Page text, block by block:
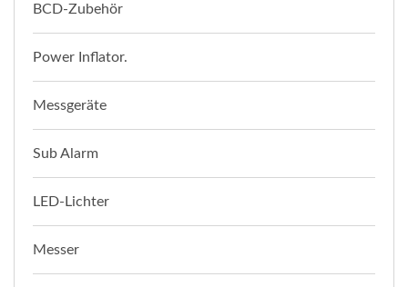
BCD-Zubehör
Power Inflator.
Messgeräte
Sub Alarm
LED-Lichter
Messer